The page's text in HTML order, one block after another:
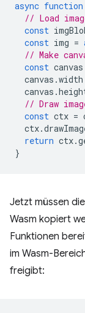
async function
// Load
const
const img =
// Make
const canvas
canvas .width
canvas .
// Draw
const ctx =
ctx.
return ctx.
}
Jetzt müssen
Wasm kopiert
Funktionen
im Wasm-
freigibt: